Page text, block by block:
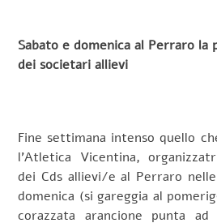
Sabato e domenica al Perraro la
dei societari allievi
Fine settimana intenso quello
l’Atletica Vicentina,
dei Cds allievi/e al Perraro
domenica (si gareggia al
corazzata arancione punta